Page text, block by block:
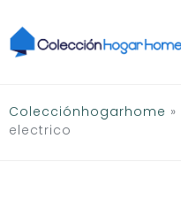
al
contenido
Colecciónhogarhome »
electrico